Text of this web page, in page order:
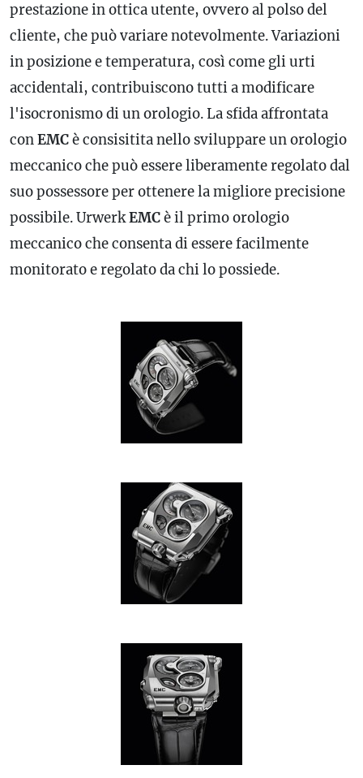
prestazione in ottica utente, ovvero al polso del
cliente, che può variare notevolmente. Variazioni
in posizione e temperatura, così come gli urti
accidentali, contribuiscono tutti a modificare
l'isocronismo di un orologio. La sfida affrontata
conEMCè consisitita nello sviluppare un orologio
meccanico che può essere liberamente regolato dal
suo possessore per ottenere la migliore precisione
possibile. UrwerkEMCè il primo orologio
meccanico che consenta di essere facilmente
monitorato e regolato da chi lo possiede.